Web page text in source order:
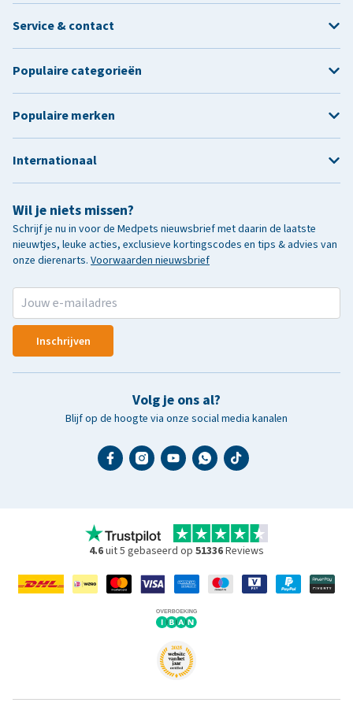
Wil je niets missen?
Schrijf je nu in voor de Medpets nieuwsbrief met daarin de laatste
nieuwtjes, leuke acties, exclusieve kortingscodes en tips & advies van
onze dierenarts. Voorwaarden nieuwsbrief
Inschrijven
Volg je ons al?
Blijf op de hoogte via onze social media kanalen
Service & contact
Populaire categorieën
Populaire merken
Internationaal
4.6uit 5 gebaseerd op 51336Reviews